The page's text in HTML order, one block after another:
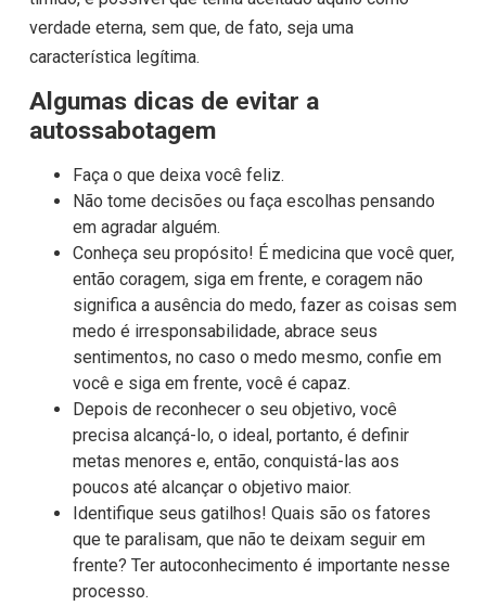
verdade eterna, sem que, de fato, seja uma
característica legítima.
Algumas dicas de evitar a
autossabotagem
Faça o que deixa você feliz.
Não tome decisões ou faça escolhas pensando
em agradar alguém.
Conheça seu propósito! É medicina que você quer,
então coragem, siga em frente, e coragem não
significa a ausência do medo, fazer as coisas sem
medo é irresponsabilidade, abrace seus
sentimentos, no caso o medo mesmo, confie em
você e siga em frente, você é capaz.
Depois de reconhecer o seu objetivo, você
precisa alcançá-lo, o ideal, portanto, é definir
metas menores e, então, conquistá-las aos
poucos até alcançar o objetivo maior.
Identifique seus gatilhos! Quais são os fatores
que te paralisam, que não te deixam seguir em
frente? Ter autoconhecimento é importante nesse
processo.